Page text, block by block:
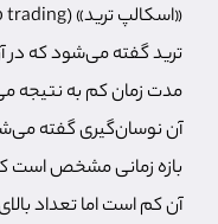
ترید گفته می‌شود که در
مدت زمان کم به نتیجه
آن نوسان‌گیری گفته
بازه زمانی مشخص است
آن کم است اما تعداد